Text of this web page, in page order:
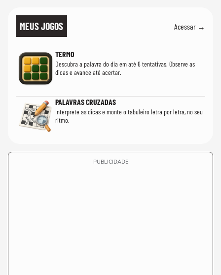
MEUS JOGOS Acessar →
TERMO
Descubra a palavra do dia em até 6 tentativas. Observe as
dicas e avance até acertar.
PALAVRAS CRUZADAS
Interprete as dicas e monte o tabuleiro letra por letra, no seu
ritmo.
PUBLICIDADE